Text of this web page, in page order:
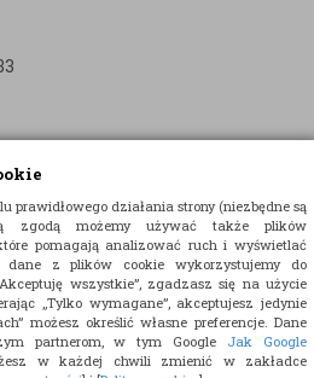
prawidłowego działania strony (niezbędne są
zgodą możemy używać także plików
pomagają analizować ruch i wyświetlać
dane z plików cookie wykorzystujemy do
wszystkie”, zgadzasz się na użycie
„Tylko wymagane”, akceptujesz jedynie
możesz określić własne preferencje. Dane
partnerom, w tym Google Jak Google
w każdej chwili zmienić w zakładce
2737